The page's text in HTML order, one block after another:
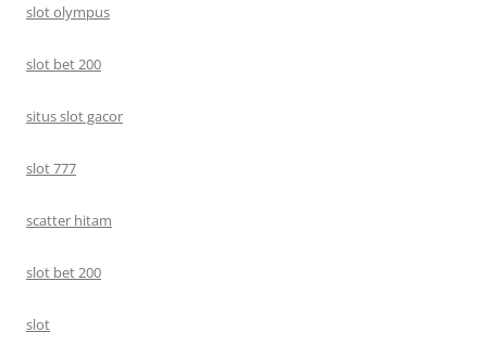
slot olympus
slot bet 200
situs slot gacor
slot 777
scatter hitam
slot bet 200
slot